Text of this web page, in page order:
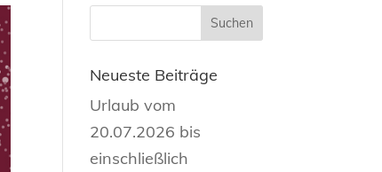
Neueste Beiträge
Urlaub vom
20.07.2026 bis
einschließlich